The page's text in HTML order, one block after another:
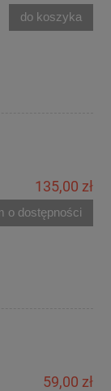
do koszyka
135,00 zł
o dostępności
59,00 zł